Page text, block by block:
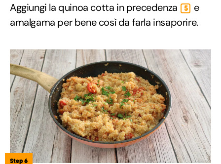
Aggiungi la quinoa cotta in precedenza 5
e
amalgama per bene così da farla insaporire.
Step 6